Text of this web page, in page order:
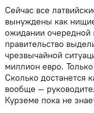
Сейчас все
вынуждены как
ожидании
правительство
чрезвычайной
миллион евро.
Сколько достанется
вообще —
Курземе пока не